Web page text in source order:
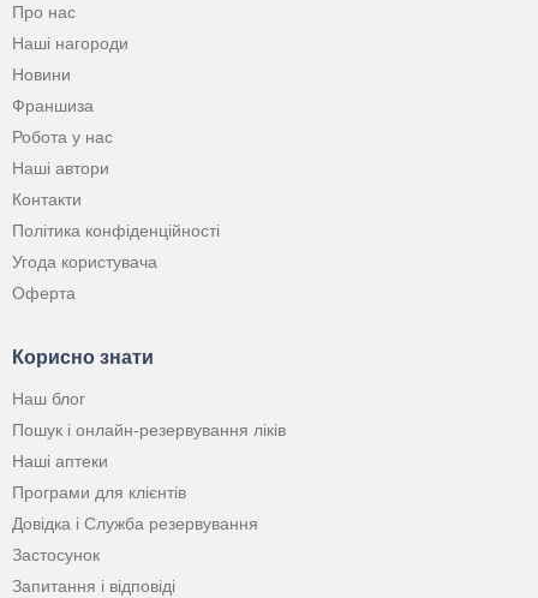
Про нас
Наші нагороди
Новини
Франшиза
Робота у нас
Наші автори
Контакти
Політика конфіденційності
Угода користувача
Оферта
Корисно знати
Наш блог
Пошук і онлайн-резервування ліків
Наші аптеки
Програми для клієнтів
Довідка і Служба резервування
Застосунок
Запитання і відповіді